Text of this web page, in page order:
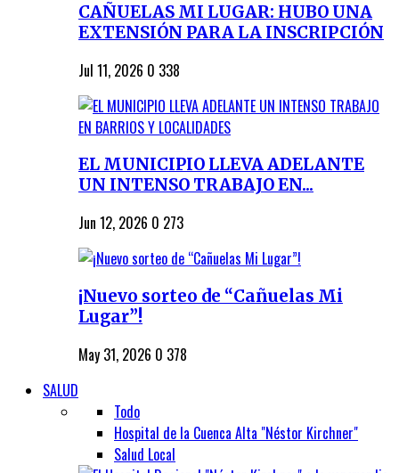
CAÑUELAS MI LUGAR: HUBO UNA
EXTENSIÓN PARA LA INSCRIPCIÓN
Jul 11, 2026 0 338
EL MUNICIPIO LLEVA ADELANTE
UN INTENSO TRABAJO EN...
Jun 12, 2026 0 273
¡Nuevo sorteo de “Cañuelas Mi
Lugar”!
May 31, 2026 0 378
SALUD
Todo
Hospital de la Cuenca Alta "Néstor Kirchner"
Salud Local